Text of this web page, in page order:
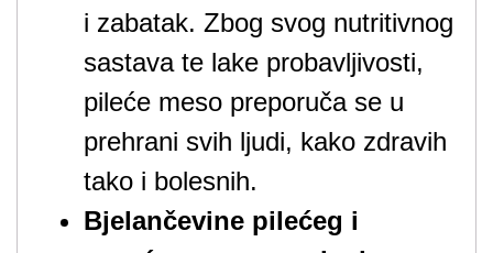
i zabatak. Zbog svog nutritivnog
sastava te lake probavljivosti,
pileće meso preporuča se u
prehrani svih ljudi, kako zdravih
tako i bolesnih.
Bjelančevine pilećeg i